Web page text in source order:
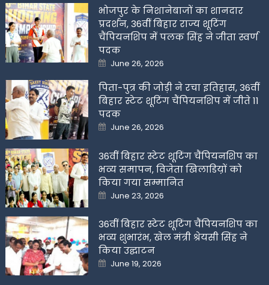
भोजपुर के निशानेबाजों का शानदार
प्रदर्शन, 36वीं बिहार राज्य शूटिंग
चैंपियनशिप में पलक सिंह ने जीता स्वर्ण
पदक
Posted
on
June 26, 2026
पिता-पुत्र की जोड़ी ने रचा इतिहास, 36वीं
बिहार स्टेट शूटिंग चैंपियनशिप में जीते 11
पदक
Posted
on
June 26, 2026
36वीं बिहार स्टेट शूटिंग चैंपियनशिप का
भव्य समापन, विजेता खिलाडिय़ों को
किया गया सम्मानित
Posted
on
June 23, 2026
36वीं बिहार स्टेट शूटिंग चैंपियनशिप का
भव्य शुभारंभ, खेल मंत्री श्रेयसी सिंह ने
किया उद्घाटन
Posted
on
June 19, 2026